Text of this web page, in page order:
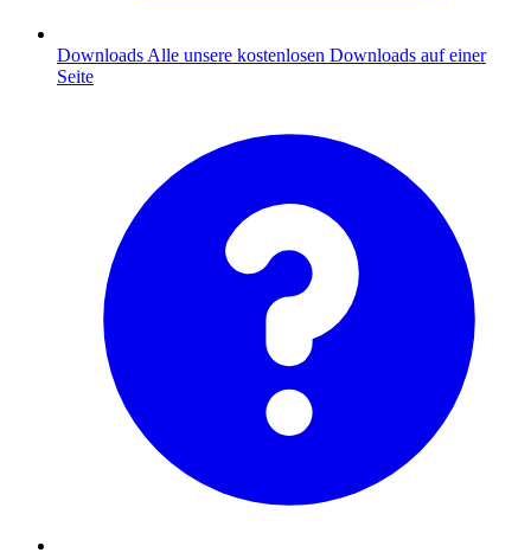
Downloads Alle unsere kostenlosen Downloads auf einer
Seite